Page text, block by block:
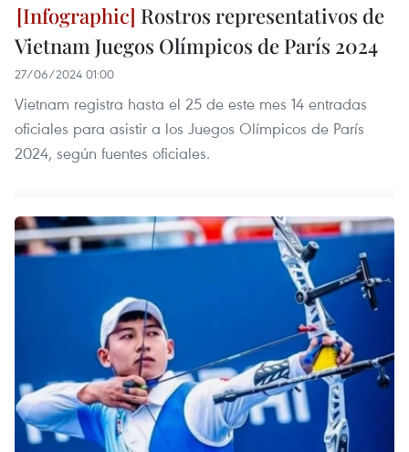
Rostros representativos de
Vietnam Juegos Olímpicos de París 2024
27/06/2024 01:00
Vietnam registra hasta el 25 de este mes 14 entradas
oficiales para asistir a los Juegos Olímpicos de París
2024, según fuentes oficiales.